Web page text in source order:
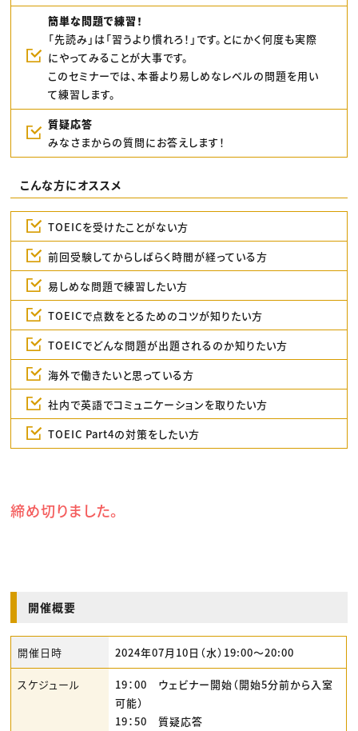
簡単な問題で練習！
「先読み」は「習うより慣れろ！」です。とにかく何度も実際
にやってみることが大事です。
このセミナーでは、本番より易しめなレベルの問題を用い
て練習します。
質疑応答
みなさまからの質問にお答えします！
こんな方にオススメ
TOEICを受けたことがない方
前回受験してからしばらく時間が経っている方
易しめな問題で練習したい方
TOEICで点数をとるためのコツが知りたい方
TOEICでどんな問題が出題されるのか知りたい方
海外で働きたいと思っている方
社内で英語でコミュニケーションを取りたい方
TOEIC Part4の対策をしたい方
締め切りました。
開催概要
開催日時 2024年07月10日（水）19:00〜20:00
スケジュール
19：00 ウェビナー開始（開始5分前から入室
可能）
19：50 質疑応答